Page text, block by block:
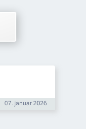
07. januar 2026